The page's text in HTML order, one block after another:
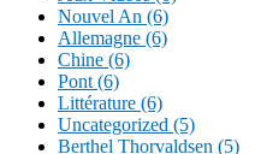
Nouvel An (6)
Allemagne (6)
Chine (6)
Pont (6)
Littérature (6)
Uncategorized (5)
Berthel Thorvaldsen (5)